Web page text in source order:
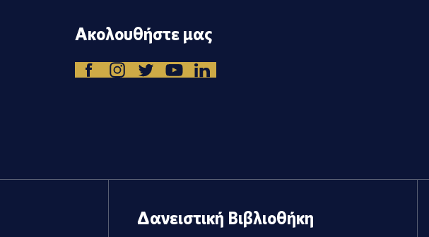
Ακολουθήστε μας
Δανειστική Βιβλιοθήκη